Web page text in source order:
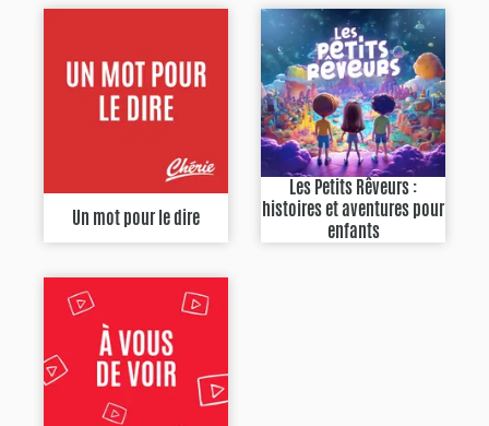
Un mot pour le dire
Les Petits Rêveurs :
histoires et aventures pour
enfants